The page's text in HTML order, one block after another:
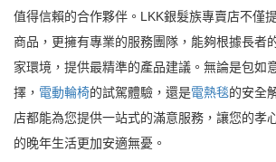
值得信賴的合作夥伴。LKK銀髮族專賣店不僅
商品，更擁有專業的服務團隊，能夠根據長者
家環境，提供最精準的產品建議。無論是包如
擇， 電動輪椅的試駕體驗，還是電熱毯的安全
店都能為您提供一站式的滿意服務，讓您的孝
的晚年生活更加安適無憂。